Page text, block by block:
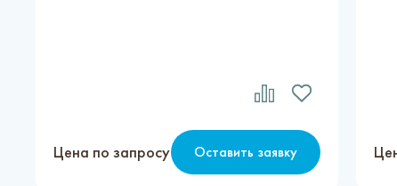
Цена по запросу Оставить заявку